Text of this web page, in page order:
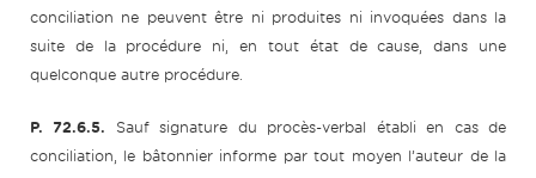
conciliation ne peuvent être ni produites ni invoquées dans la
suite de la procédure ni, en tout état de cause, dans une
quelconque autre procédure.
P. 72.6.5. Sauf signature du procès-verbal établi en cas de
conciliation, le bâtonnier informe par tout moyen l’auteur de la